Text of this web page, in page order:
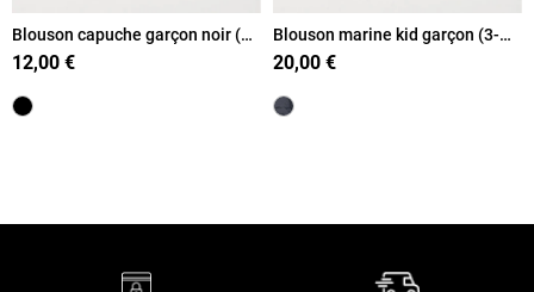
Blouson capuche garçon noir (3-
12A)
12,00 €
Blouson marine kid garçon (3-
12A)
20,00 €